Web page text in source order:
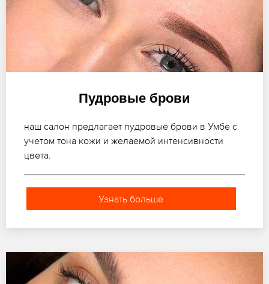
Пудровые брови
наш салон предлагает пудровые брови в Умбе с
учетом тона кожи и желаемой интенсивности
цвета.
Узнать больше